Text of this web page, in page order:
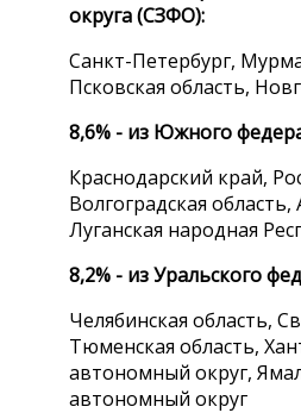
округа (СЗФО):
Санкт-Петербург,
Псковская область,
8,6% - из Южного
Краснодарский край,
Волгоградская область,
Луганская народная
8,2% - из Уральского
Челябинская область,
Тюменская область,
автономный округ,
автономный округ